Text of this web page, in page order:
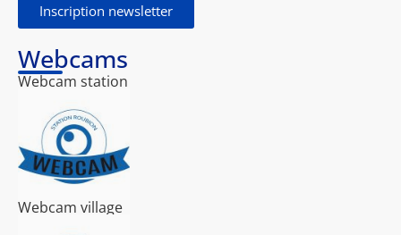
Inscription newsletter
Webcams
Webcam station
Webcam village